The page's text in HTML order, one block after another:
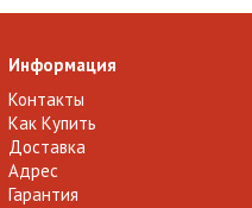
Информация
Контакты
Как Купить
Доставка
Адрес
Гарантия